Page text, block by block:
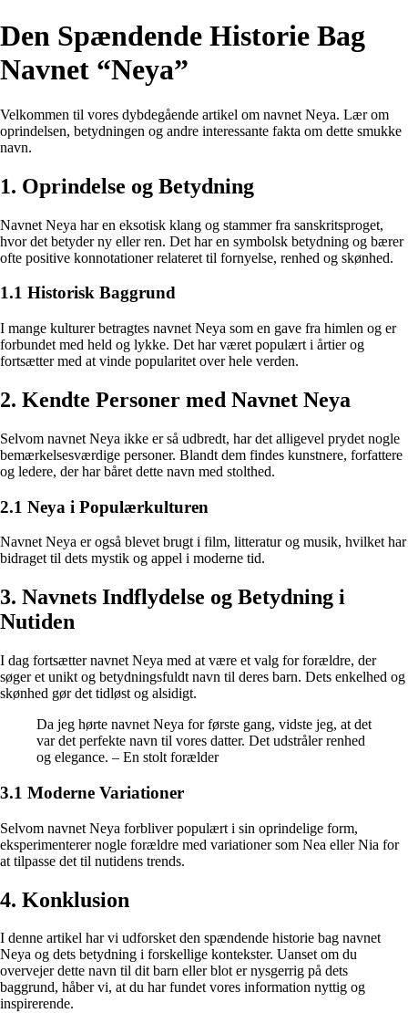
Den Spændende Historie Bag
Navnet “Neya”
Velkommen til vores dybdegående artikel om navnet Neya. Lær om
oprindelsen, betydningen og andre interessante fakta om dette smukke
navn.
1. Oprindelse og Betydning
Navnet Neya har en eksotisk klang og stammer fra sanskritsproget,
hvor det betyder ny eller ren. Det har en symbolsk betydning og bærer
ofte positive konnotationer relateret til fornyelse, renhed og skønhed.
1.1 Historisk Baggrund
I mange kulturer betragtes navnet Neya som en gave fra himlen og er
forbundet med held og lykke. Det har været populært i årtier og
fortsætter med at vinde popularitet over hele verden.
2. Kendte Personer med Navnet Neya
Selvom navnet Neya ikke er så udbredt, har det alligevel prydet nogle
bemærkelsesværdige personer. Blandt dem findes kunstnere, forfattere
og ledere, der har båret dette navn med stolthed.
2.1 Neya i Populærkulturen
Navnet Neya er også blevet brugt i film, litteratur og musik, hvilket har
bidraget til dets mystik og appel i moderne tid.
3. Navnets Indflydelse og Betydning i
Nutiden
I dag fortsætter navnet Neya med at være et valg for forældre, der
søger et unikt og betydningsfuldt navn til deres barn. Dets enkelhed og
skønhed gør det tidløst og alsidigt.
Da jeg hørte navnet Neya for første gang, vidste jeg, at det
var det perfekte navn til vores datter. Det udstråler renhed
og elegance. – En stolt forælder
3.1 Moderne Variationer
Selvom navnet Neya forbliver populært i sin oprindelige form,
eksperimenterer nogle forældre med variationer som Nea eller Nia for
at tilpasse det til nutidens trends.
4. Konklusion
I denne artikel har vi udforsket den spændende historie bag navnet
Neya og dets betydning i forskellige kontekster. Uanset om du
overvejer dette navn til dit barn eller blot er nysgerrig på dets
baggrund, håber vi, at du har fundet vores information nyttig og
inspirerende.